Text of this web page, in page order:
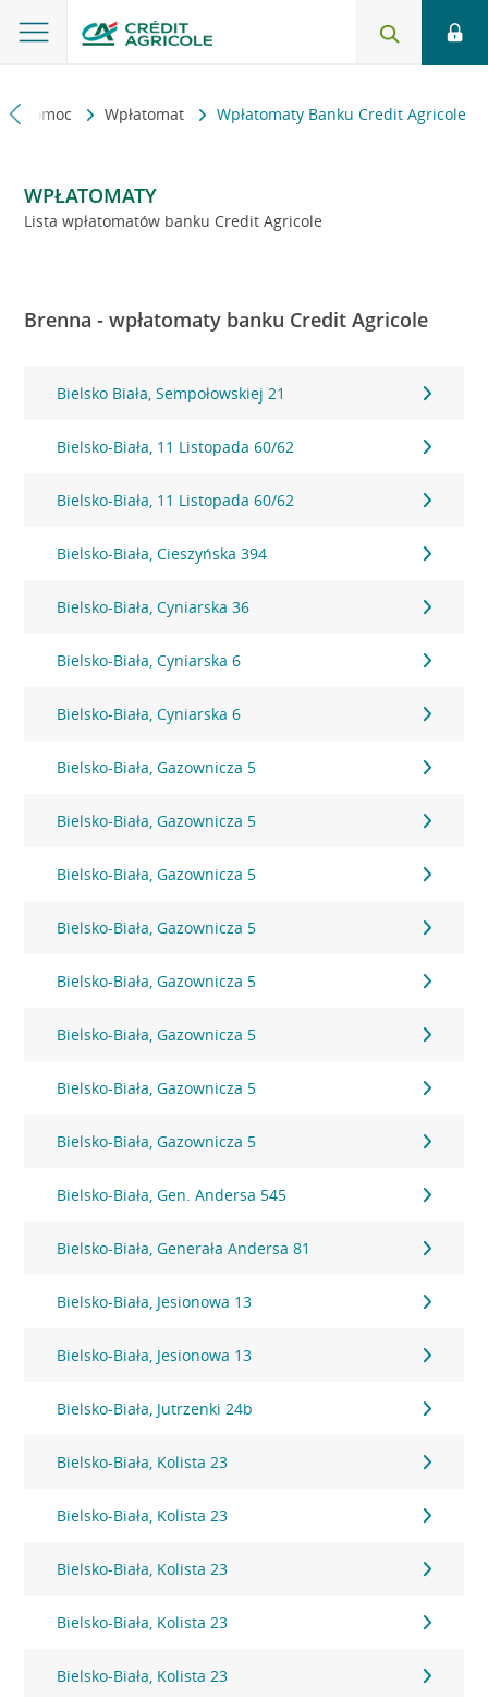
i pomoc Wpłatomat Wpłatomaty Banku Credit Agricole
WPŁATOMATY
Lista wpłatomatów banku Credit Agricole
Brenna - wpłatomaty banku Credit Agricole
Bielsko Biała, Sempołowskiej 21
Bielsko-Biała, 11 Listopada 60/62
Bielsko-Biała, 11 Listopada 60/62
Bielsko-Biała, Cieszyńska 394
Bielsko-Biała, Cyniarska 36
Bielsko-Biała, Cyniarska 6
Bielsko-Biała, Cyniarska 6
Bielsko-Biała, Gazownicza 5
Bielsko-Biała, Gazownicza 5
Bielsko-Biała, Gazownicza 5
Bielsko-Biała, Gazownicza 5
Bielsko-Biała, Gazownicza 5
Bielsko-Biała, Gazownicza 5
Bielsko-Biała, Gazownicza 5
Bielsko-Biała, Gazownicza 5
Bielsko-Biała, Gen. Andersa 545
Bielsko-Biała, Generała Andersa 81
Bielsko-Biała, Jesionowa 13
Bielsko-Biała, Jesionowa 13
Bielsko-Biała, Jutrzenki 24b
Bielsko-Biała, Kolista 23
Bielsko-Biała, Kolista 23
Bielsko-Biała, Kolista 23
Bielsko-Biała, Kolista 23
Bielsko-Biała, Kolista 23